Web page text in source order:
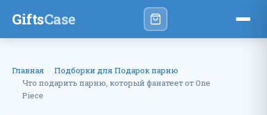
GiftsCase
Главная
Подборки для Подарок парню
Что подарить парню, который фанатеет от One
Piece